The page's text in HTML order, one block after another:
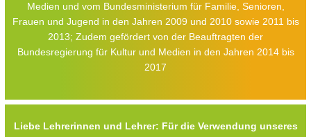
Medien und vom Bundesministerium für Familie, Senioren,
Frauen und Jugend in den Jahren 2009 und 2010 sowie 2011 bis
2013; Zudem gefördert von der Beauftragten der
Bundesregierung für Kultur und Medien in den Jahren 2014 bis
2017
Liebe Lehrerinnen und Lehrer: Für die Verwendung unseres